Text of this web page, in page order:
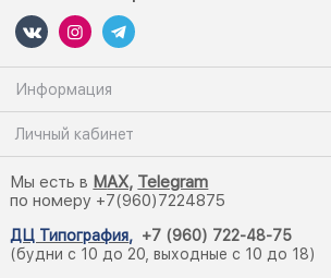
Информация
Личный кабинет
Мы есть в MAX, Telegram
по номеру +7(960)7224875
ДЦ Типография, +7 (960) 722-48-75
(будни с 10 до 20, выходные с 10 до 18)